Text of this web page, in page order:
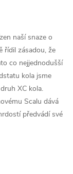
naší snaze o
řídil zásadou, že
co nejjednodušší
kola jsme
XC kola.
Scalu dává
předvádí své